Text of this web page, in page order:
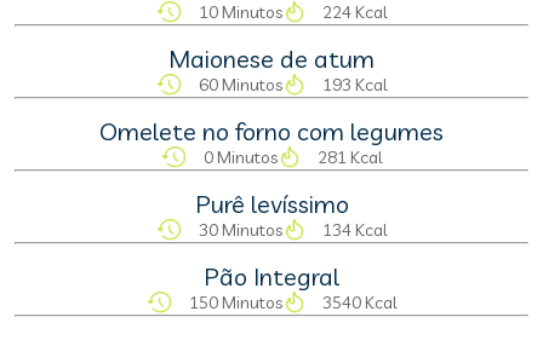
10 Minutos 224 Kcal
Maionese de atum
60 Minutos 193 Kcal
Omelete no forno com legumes
0 Minutos 281 Kcal
Purê levíssimo
30 Minutos 134 Kcal
Pão Integral
150 Minutos 3540 Kcal